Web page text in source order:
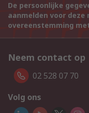
De persoonlijke
aanmelden voor
overeenstemming
Neem contact op
02 528 07 70
Volg ons